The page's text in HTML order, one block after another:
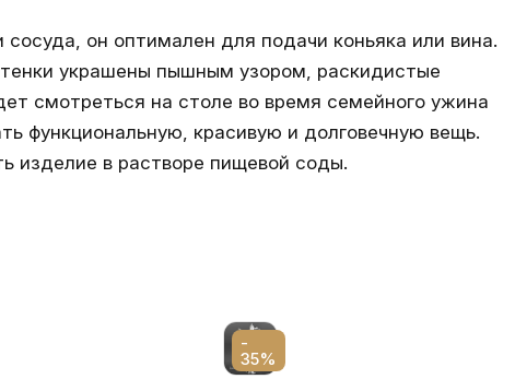
он оптимален для подачи коньяка или вина.
украшены пышным узором, раскидистые
смотреться на столе во время семейного ужина
функциональную, красивую и долговечную вещь.
изделие в растворе пищевой соды.
-
35%